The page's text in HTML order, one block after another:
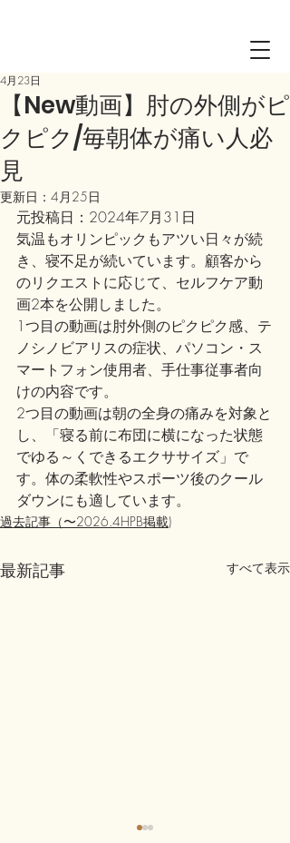
【New動画】肘の外側がピ
クピク/毎朝体が痛い人必
見
4月23日
更新日： 4月25日
元投稿日：2024年7月31日
気温もオリンピックもアツい日々が続
き、寝不足が続いています。顧客から
のリクエストに応じて、セルフケア動
画2本を公開しました。
1つ目の動画は肘外側のピクピク感、テ
ノシノビアリスの症状、パソコン・ス
マートフォン使用者、手仕事従事者向
けの内容です。
2つ目の動画は朝の全身の痛みを対象と
し、「寝る前に布団に横になった状態
でゆる～くできるエクササイズ」で
す。体の柔軟性やスポーツ後のクール
ダウンにも適しています。
過去記事（〜2026.4HPB掲載)
最新記事 すべて表示